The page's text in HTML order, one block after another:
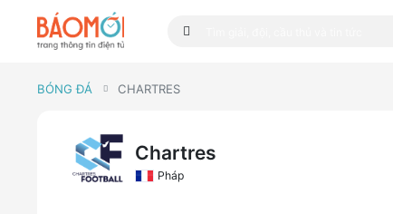
BÓNG ĐÁ CHARTRES
Chartres
Pháp